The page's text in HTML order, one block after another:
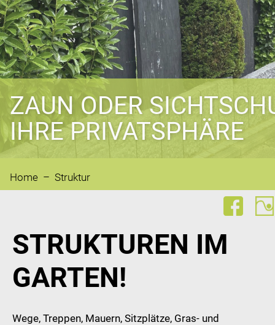
ZAUN ODER
IHRE PRIVATSPHÄRE
Home – Struktur
STRUKTUREN IM
GARTEN!
Wege, Treppen, Mauern, Sitzplätze, Gras- und